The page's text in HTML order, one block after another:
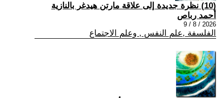
(10) نظرة جديدة إلى علاقة مارتن هيدغر بالنازية
أحمد رباص
2026 / 8 / 9
الفلسفة ,علم النفس , وعلم الاجتماع